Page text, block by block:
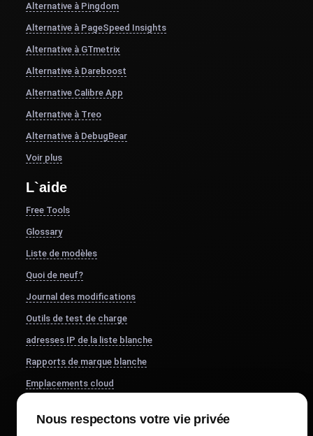
Alternative à Pingdom
Alternative à PageSpeed Insights
Alternative à GTmetrix
Alternative à Dareboost
Alternative Calibre App
Alternative à Treo
Alternative à DebugBear
Voir plus
L`aide
Free Tools
Glossary
Liste de modèles
Quoi de neuf?
Journal des modifications
Outils de test de charge
adresses IP de la liste blanche
Rapports de marque blanche
Emplacements cloud
FocusBox
Nous respectons votre vie privée